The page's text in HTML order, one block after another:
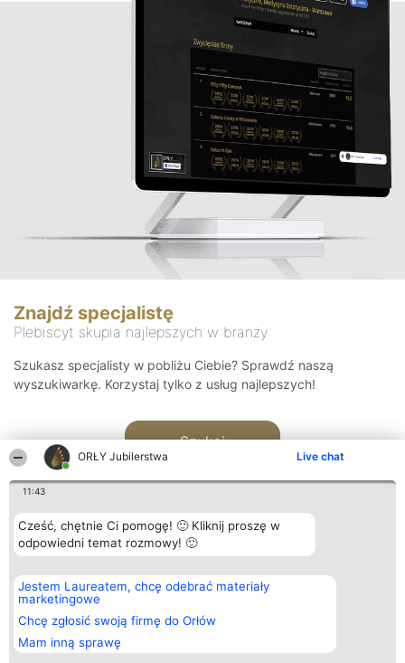
ORŁY Jubilerstwa Live chat
11:43
Cześć, chętnie Ci pomogę! 🙂 Kliknij proszę w
odpowiedni temat rozmowy! 🙂
Jestem Laureatem, chcę odebrać materiały
marketingowe
Chcę zgłosić swoją firmę do Orłów
Mam inną sprawę
Znajdź specjalistę
Plebiscyt skupia najlepszych w branży
Szukasz specjalisty w pobliżu Ciebie? Sprawdź naszą
wyszukiwarkę. Korzystaj tylko z usług najlepszych!
Szukaj
Organizator plebiscytu
Bright Side Solutions sp. z o.
o. sp. k.
ul. Ruska 22
Wrocław 50-079
KRS 0000749100 | Regon
381313360 | NIP 8943132676
Plebiscyt
Laureaci
wszystkich
Laureatów
Regulamin
Kontakt
Kontakt